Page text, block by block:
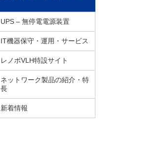
UPS – 無停電電源装置
IT機器保守・運用・サービス
レノボVLH特設サイト
ネットワーク製品の紹介・特
長
新着情報